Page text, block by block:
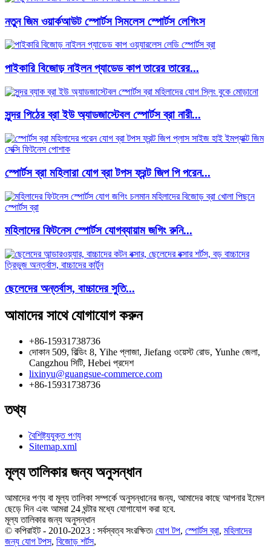
নতুন জিম ওয়ার্কআউট স্পোর্টস সিমলেস স্পোর্টস লেগিংস
পাইকারি বিজোড় নাইলন প্যাডেড কাপ তারের তারের...
সুন্দর পিঠের ব্রা ইউ অ্যাডজাস্টেবল স্পোর্টস ব্রা নারী...
স্পোর্টস ব্রা মহিলারা যোগ ব্রা টপস ফ্রন্ট জিপ পি পরেন...
মহিলাদের ফিটনেস স্পোর্টস যোগব্যায়াম জগিং রুনি...
ছেলেদের অন্তর্বাস, বাচ্চাদের সুতি...
আমাদের সাথে যোগাযোগ করুন
+86-15931738736
দোকান 509, বিল্ডিং 8, Yihe প্লাজা, Jiefang ওয়েস্ট রোড, Yunhe জেলা,
Cangzhou সিটি, Hebei প্রদেশ
lixinyu@guangsue-commerce.com
+86-15931738736
তথ্য
বৈশিষ্ট্যযুক্ত পণ্য
Sitemap.xml
মূল্য তালিকার জন্য অনুসন্ধান
আমাদের পণ্য বা মূল্য তালিকা সম্পর্কে অনুসন্ধানের জন্য, আমাদের কাছে আপনার ইমেল
ছেড়ে দিন এবং আমরা 24 ঘন্টার মধ্যে যোগাযোগ করা হবে.
মূল্য তালিকার জন্য অনুসন্ধান
© কপিরাইট - 2010-2023 : সর্বস্বত্ব সংরক্ষিত৷ যোগ টপ, স্পোর্টস ব্রা, মহিলাদের
জন্য যোগ টপস, বিজোড় শর্টস,